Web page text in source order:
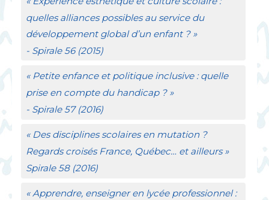
quelles alliances possibles au service du
développement global d’un enfant ? »
- Spirale56 (2015)
« Petite enfance et politique inclusive : quelle
prise en compte du handicap ? »
- Spirale57 (2016)
« Des disciplines scolaires en mutation ?
Regards croisés France, Québec… et ailleurs »
Spirale58 (2016)
« Apprendre, enseigner en lycée professionnel :